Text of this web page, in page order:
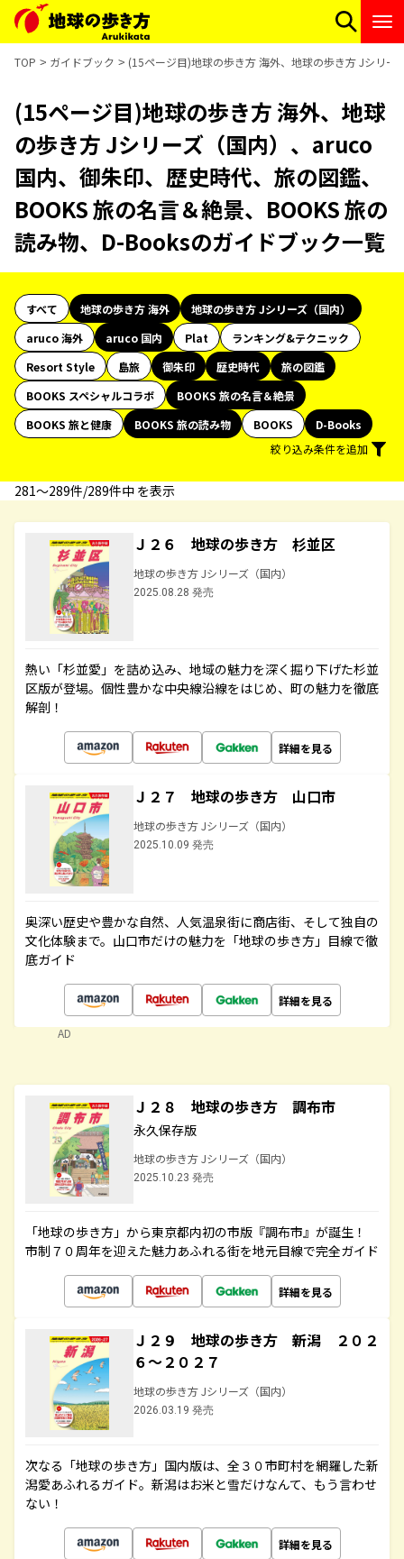
TOP ガイドブック (15ページ目)地球の歩き方 海外、地球の歩き方 Jシリ
(15ページ目)地球の歩き方 海外、地球
の歩き方 Jシリーズ（国内）、aruco
国内、御朱印、歴史時代、旅の図鑑、
BOOKS 旅の名言＆絶景、BOOKS 旅の
読み物、D-Booksのガイドブック一覧
すべて 地球の歩き方 海外
地球の歩き方 Jシリーズ（国内）
aruco 海外
aruco 国内 Plat
ランキング&テクニック
Resort Style
島旅 御朱印 歴史時代
旅の図鑑
BOOKS スペシャルコラボ
BOOKS 旅の名言＆絶景
BOOKS 旅と健康
BOOKS 旅の読み物 BOOKS
D-Books
絞り込み条件を追加
281〜289件/289件中 を表示
Ｊ２６ 地球の歩き方 杉並区
地球の歩き方 Jシリーズ（国内）
2025.08.28 発売
熱い「杉並愛」を詰め込み、地域の魅力を深く掘り下げた杉並
区版が登場。個性豊かな中央線沿線をはじめ、町の魅力を徹底
解剖！
詳細を見る
Ｊ２７ 地球の歩き方 山口市
地球の歩き方 Jシリーズ（国内）
2025.10.09 発売
奥深い歴史や豊かな自然、人気温泉街に商店街、そして独自の
文化体験まで。山口市だけの魅力を「地球の歩き方」目線で徹
底ガイド
詳細を見る
AD
Ｊ２８ 地球の歩き方 調布市
永久保存版
地球の歩き方 Jシリーズ（国内）
2025.10.23 発売
「地球の歩き方」から東京都内初の市版『調布市』が誕生！
市制７０周年を迎えた魅力あふれる街を地元目線で完全ガイド
詳細を見る
Ｊ２９ 地球の歩き方 新潟 ２０２
６～２０２７
地球の歩き方 Jシリーズ（国内）
2026.03.19 発売
次なる「地球の歩き方」国内版は、全３０市町村を網羅した新
潟愛あふれるガイド。新潟はお米と雪だけなんて、もう言わせ
ない！
詳細を見る